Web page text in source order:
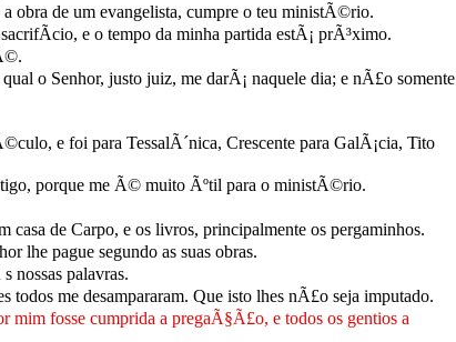
obra de um evangelista, cumpre o teu ministÃ©rio.
e o tempo da minha partida estÃ¡ prÃ³ximo.
o Senhor, justo juiz, me darÃ¡ naquele dia; e nÃ£o somente
e foi para TessalÃ´nica, Crescente para GalÃ¡cia, Tito
porque me Ã© muito Ãºtil para o ministÃ©rio.
casa de Carpo, e os livros, principalmente os pergaminhos.
lhe pague segundo as suas obras.
nossas palavras.
me desampararam. Que isto lhes nÃ£o seja imputado.
mim fosse cumprida a pregaÃ§Ã£o, e todos os gentios a